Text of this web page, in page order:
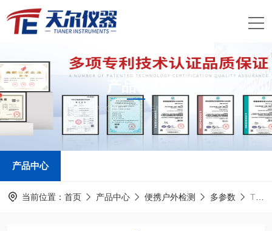
产品中心
PRODUCTS CENTER
产品中心
当前位置： 首页 产品中心 便携户外检测 多参数 TE-BOD(6A)bod5分析仪厂家